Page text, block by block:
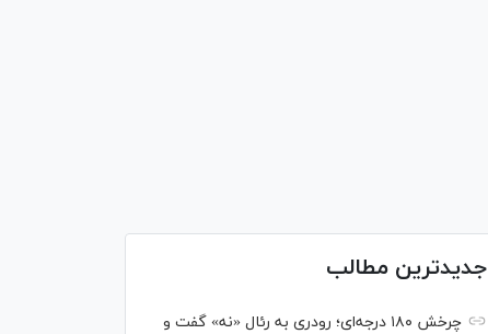
جدیدترین مطالب
چرخش ۱۸۰ درجه‌ای؛ رودری به رئال «نه» گفت و